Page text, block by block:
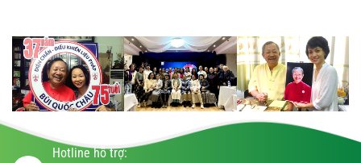
Hotline hỗ trợ: